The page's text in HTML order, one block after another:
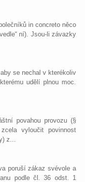
in concreto něco
ní). Jsou-li závazky
se nechal v kterékoliv
udělí plnou moc.
povahou provozu (§
vyloučit povinnost
z...
poruší zákaz svévole a
podle čl. 36 odst. 1